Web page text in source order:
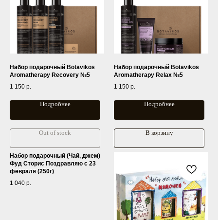
Набор подарочный Botavikos
Aromatherapy Recovery №5
1 150 р.
Подробнее
Out of stock
Набор подарочный Botavikos
Aromatherapy Relax №5
1 150 р.
Подробнее
В корзину
Набор подарочный (Чай, джем)
Фуд Сторис Поздравляю с 23
февраля (250г)
1 040 р.